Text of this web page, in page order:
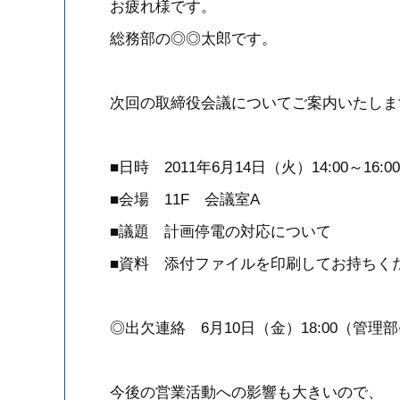
お疲れ様です。
総務部の◎◎太郎です。
次回の取締役会議についてご案内いたしま
■日時 2011年6月14日（火）14:00～16:00
■会場 11F 会議室A
■議題 計画停電の対応について
■資料 添付ファイルを印刷してお持ちく
◎出欠連絡 6月10日（金）18:00（管理部
今後の営業活動への影響も大きいので、